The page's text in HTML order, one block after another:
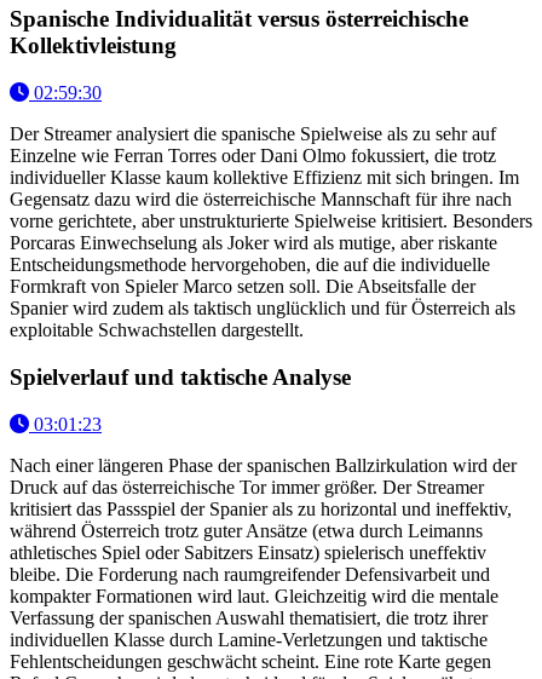
Spanische Individualität versus österreichische
Kollektivleistung
02:59:30
Der Streamer analysiert die spanische Spielweise als zu sehr auf
Einzelne wie Ferran Torres oder Dani Olmo fokussiert, die trotz
individueller Klasse kaum kollektive Effizienz mit sich bringen. Im
Gegensatz dazu wird die österreichische Mannschaft für ihre nach
vorne gerichtete, aber unstrukturierte Spielweise kritisiert. Besonders
Porcaras Einwechselung als Joker wird als mutige, aber riskante
Entscheidungsmethode hervorgehoben, die auf die individuelle
Formkraft von Spieler Marco setzen soll. Die Abseitsfalle der
Spanier wird zudem als taktisch unglücklich und für Österreich als
exploitable Schwachstellen dargestellt.
Spielverlauf und taktische Analyse
03:01:23
Nach einer längeren Phase der spanischen Ballzirkulation wird der
Druck auf das österreichische Tor immer größer. Der Streamer
kritisiert das Passspiel der Spanier als zu horizontal und ineffektiv,
während Österreich trotz guter Ansätze (etwa durch Leimanns
athletisches Spiel oder Sabitzers Einsatz) spielerisch uneffektiv
bleibe. Die Forderung nach raumgreifender Defensivarbeit und
kompakter Formationen wird laut. Gleichzeitig wird die mentale
Verfassung der spanischen Auswahl thematisiert, die trotz ihrer
individuellen Klasse durch Lamine-Verletzungen und taktische
Fehlentscheidungen geschwächt scheint. Eine rote Karte gegen